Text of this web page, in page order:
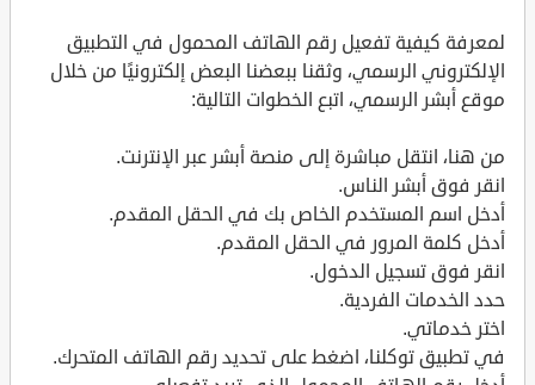
لمعرفة كيفية تفعيل رقم الهاتف المحمول في التطبيق
الإلكتروني الرسمي، وثقنا ببعضنا البعض إلكترونيًا من خلال
موقع أبشر الرسمي، اتبع الخطوات التالية:
من هنا، انتقل مباشرة إلى منصة أبشر عبر الإنترنت.
انقر فوق أبشر الناس.
أدخل اسم المستخدم الخاص بك في الحقل المقدم.
أدخل كلمة المرور في الحقل المقدم.
انقر فوق تسجيل الدخول.
حدد الخدمات الفردية.
اختر خدماتي.
في تطبيق توكلنا، اضغط على تحديد رقم الهاتف المتحرك.